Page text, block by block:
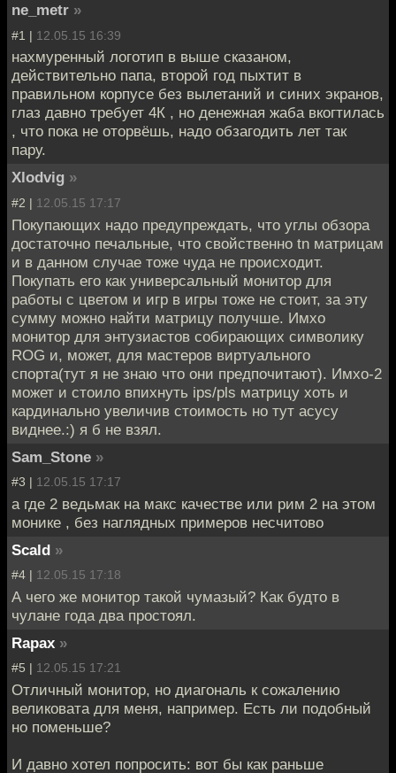
ne_metr »
#1 | 12.05.15 16:39
нахмуренный логотип в выше сказаном,
действительно папа, второй год пыхтит в
правильном корпусе без вылетаний и синих экранов,
глаз давно требует 4К , но денежная жаба вкогтилась
, что пока не оторвёшь, надо обзагодить лет так
пару.
Xlodvig »
#2 | 12.05.15 17:17
Покупающих надо предупреждать, что углы обзора
достаточно печальные, что свойственно tn матрицам
и в данном случае тоже чуда не происходит.
Покупать его как универсальный монитор для
работы с цветом и игр в игры тоже не стоит, за эту
сумму можно найти матрицу получше. Имхо
монитор для энтузиастов собирающих символику
ROG и, может, для мастеров виртуального
спорта(тут я не знаю что они предпочитают). Имхо-2
может и стоило впихнуть ips/pls матрицу хоть и
кардинально увеличив стоимость но тут асусу
виднее.:) я б не взял.
Sam_Stone »
#3 | 12.05.15 17:17
а где 2 ведьмак на макс качестве или рим 2 на этом
монике , без наглядных примеров несчитово
Scald »
#4 | 12.05.15 17:18
А чего же монитор такой чумазый? Как будто в
чулане года два простоял.
Rapax »
#5 | 12.05.15 17:21
Отличный монитор, но диагональ к сожалению
великовата для меня, например. Есть ли подобный
но поменьше?
И давно хотел попросить: вот бы как раньше